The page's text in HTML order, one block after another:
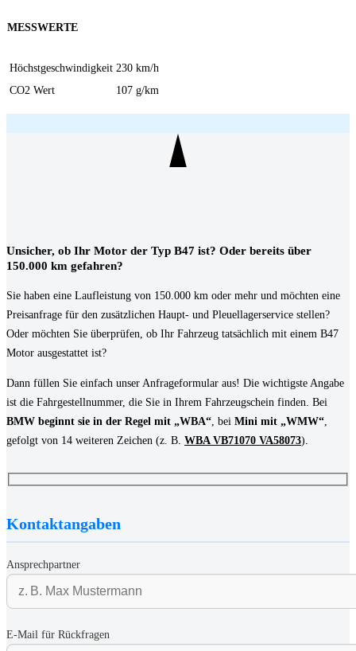
MESSWERTE
Höchstgeschwindigkeit 230 km/h
CO2 Wert
107 g/km
Unsicher, ob Ihr Motor der Typ B47 ist? Oder bereits über
150.000 km gefahren?
Sie haben eine Laufleistung von 150.000 km oder mehr und möchten eine
Preisanfrage für den zusätzlichen Haupt- und Pleuellagerservice stellen?
Oder möchten Sie überprüfen, ob Ihr Fahrzeug tatsächlich mit einem B47
Motor ausgestattet ist?
Dann füllen Sie einfach unser Anfrageformular aus! Die wichtigste Angabe
ist die Fahrgestellnummer, die Sie in Ihrem Fahrzeugschein finden. Bei
BMW beginnt sie in der Regel mit „WBA“ , bei Mini mit „WMW“
gefolgt von 14 weiteren Zeichen (z. B. WBA VB71070 VA58073).
Kontaktangaben
Ansprechpartner
E-Mail für Rückfragen